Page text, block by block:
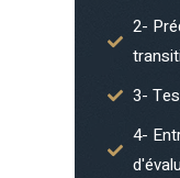
2-
3-
4-